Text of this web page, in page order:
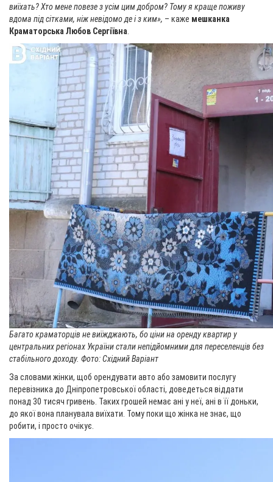
виїхать? Хто мене повезе з усім цим добром? Тому я краще поживу
вдома під сітками, ніж невідомо де і з ким», – каже мешканка
Краматорська Любов Сергіївна
Багато краматорців не виїжджають, бо ціни на оренду квартир у
центральних регіонах України стали непідйомними для переселенців без
стабільного доходу. Фото: Східний Варіант
За словами жінки, щоб орендувати авто або замовити послугу
перевізника до Дніпропетровської області, доведеться віддати
понад 30 тисяч гривень. Таких грошей немає ані у неї, ані в її доньки,
до якої вона планувала виїхати. Тому поки що жінка не знає, що
робити, і просто очікує.